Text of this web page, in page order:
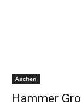
Aachen
Hammer